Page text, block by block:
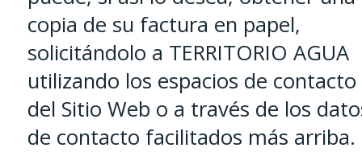
copia de su factura en papel,
solicitándolo a TERRITORIO AGUA
utilizando los espacios de contacto
del Sitio Web o a través de los
de contacto facilitados más arriba.